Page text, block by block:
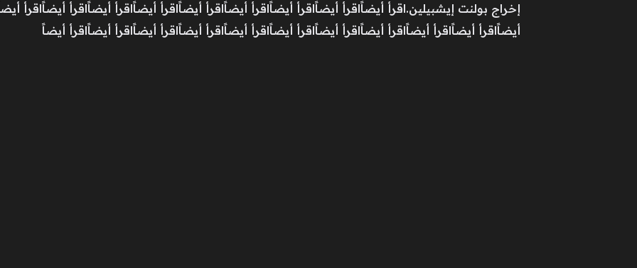
إخراج بولنت إيشبيلين.اقرأ أيضاًاقرأ أيضاًاقرأ أيضاًاقرأ أيضاًاقرأ أيضاًاقرأ أيضاًاقرأ أيضاًاقرأ أيضاًاقرأ
أيضاًاقرأ أيضاًاقرأ أيضاًاقرأ أيضاًاقرأ أيضاًاقرأ أيضاًاقرأ أيضاًاقرأ أيضاًاقرأ أيضاًاقرأ أيضاًاقرأ أيضاً